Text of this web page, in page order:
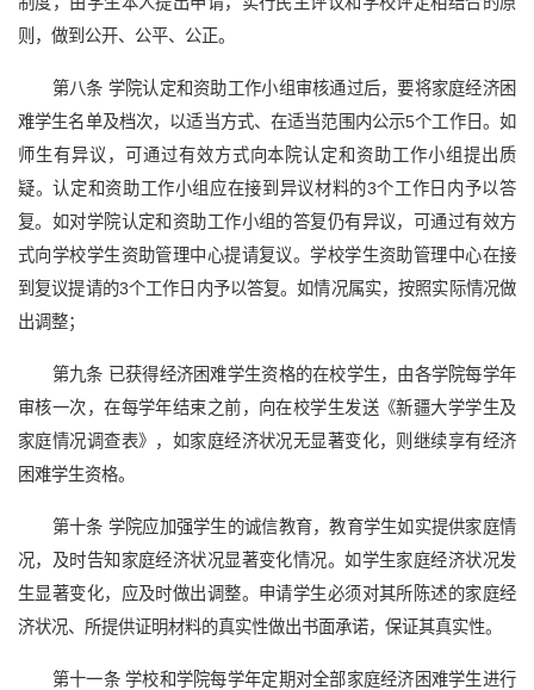
则，做到公开、公平、公正。
第八条 学院认定和资助工作小组审核通过后，要将家庭经济困
难学生名单及档次，以适当方式、在适当范围内公示5个工作日。如
师生有异议，可通过有效方式向本院认定和资助工作小组提出质
疑。认定和资助工作小组应在接到异议材料的3个工作日内予以答
复。如对学院认定和资助工作小组的答复仍有异议，可通过有效方
式向学校学生资助管理中心提请复议。学校学生资助管理中心在接
到复议提请的3个工作日内予以答复。如情况属实，按照实际情况做
出调整；
第九条 已获得经济困难学生资格的在校学生，由各学院每学年
审核一次，在每学年结束之前，向在校学生发送《新疆大学学生及
家庭情况调查表》，如家庭经济状况无显著变化，则继续享有经济
困难学生资格。
第十条 学院应加强学生的诚信教育，教育学生如实提供家庭情
况，及时告知家庭经济状况显著变化情况。如学生家庭经济状况发
生显著变化，应及时做出调整。申请学生必须对其所陈述的家庭经
济状况、所提供证明材料的真实性做出书面承诺，保证其真实性。
第十一条 学校和学院每学年定期对全部家庭经济困难学生进行